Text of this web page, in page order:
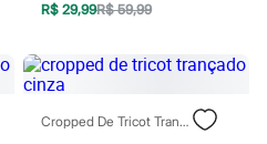
R$ 29,99R$ 59,99
Cropped De Tricot Trançado Cinza